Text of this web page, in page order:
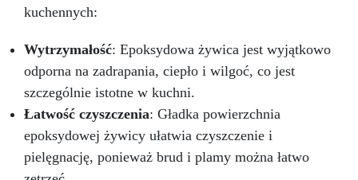
kuchennych:
Wytrzymałość: Epoksydowa żywica jest wyjątkowo
odporna na zadrapania, ciepło i wilgoć, co jest
szczególnie istotne w kuchni.
Łatwość czyszczenia: Gładka powierzchnia
epoksydowej żywicy ułatwia czyszczenie i
pielęgnację, ponieważ brud i plamy można łatwo